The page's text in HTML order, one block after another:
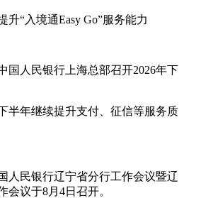
升“入境通Easy Go”服务能力
国人民银行上海总部召开2026年下
半年继续提升支付、征信等服务质
人民银行辽宁省分行工作会议暨辽
会议于8月4日召开。